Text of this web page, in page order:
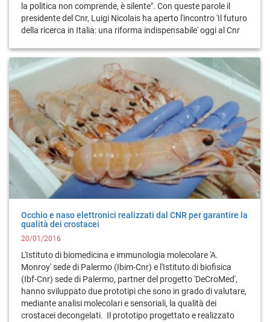
la politica non comprende, è silente". Con queste parole il
presidente del Cnr, Luigi Nicolais ha aperto l'incontro 'Il futuro
della ricerca in Italia: una riforma indispensabile' oggi al Cnr
Occhio e naso elettronici realizzati dal CNR per garantire la
qualità dei crostacei
20/01/2016
L'Istituto di biomedicina e immunologia molecolare 'A.
Monroy' sede di Palermo (Ibim-Cnr) e l'Istituto di biofisica
(Ibf-Cnr) sede di Palermo, partner del progetto 'DeCroMed',
hanno sviluppato due prototipi che sono in grado di valutare,
mediante analisi molecolari e sensoriali, la qualità dei
crostacei decongelati. Il prototipo progettato e realizzato